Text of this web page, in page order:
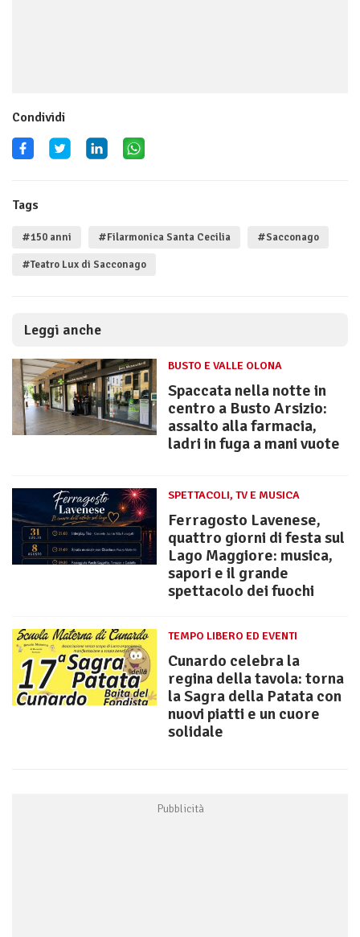
Condividi
Tags
#150 anni #Filarmonica Santa Cecilia #Sacconago
#Teatro Lux di Sacconago
Leggi anche
BUSTO E VALLE OLONA
Spaccata nella notte in
centro a Busto Arsizio:
assalto alla farmacia,
ladri in fuga a mani vuote
SPETTACOLI, TV E MUSICA
Ferragosto Lavenese,
quattro giorni di festa sul
Lago Maggiore: musica,
sapori e il grande
spettacolo dei fuochi
TEMPO LIBERO ED EVENTI
Cunardo celebra la
regina della tavola: torna
la Sagra della Patata con
nuovi piatti e un cuore
solidale